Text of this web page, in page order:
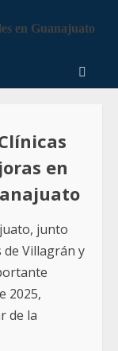
en
junto
Villagrán y
2025,
de la